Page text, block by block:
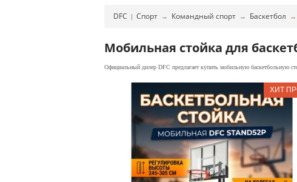
DFC | Спорт → Командный спорт → Баскетбол →
Мобильная стойка для
Официальный дилер DFC предлагает купить мобильную баскетбольную